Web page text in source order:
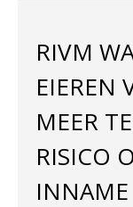
RIVM
EIEREN
MEER
RISICO
INNAME